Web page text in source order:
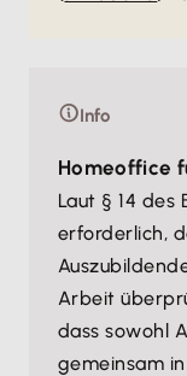
Info
Homeoffice
Laut § 14 des
erforderlich,
Arbeit
dass sowohl
gemeinsam